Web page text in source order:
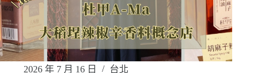
2026 年 7 月 16 日 台北